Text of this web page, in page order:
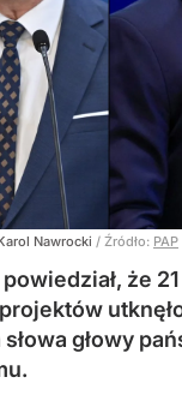
Nawrocki / Źródło: PAP
że 21
głowy